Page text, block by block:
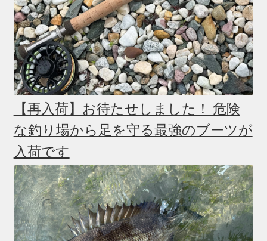
【再入荷】お待たせしました！ 危険
な釣り場から足を守る最強のブーツが
入荷です